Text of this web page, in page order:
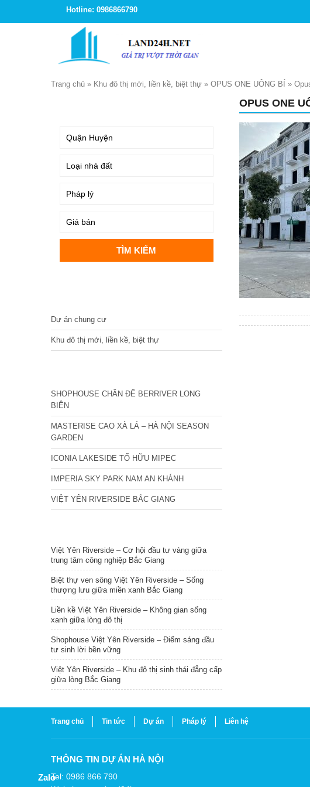
Hotline: 0986866790
Trang chủ » Khu đô thị mới, liền kề, biệt thự » OPUS ONE UÔNG BÍ »
OPUS ONE
Dự án chung cư
Khu đô thị mới, liền kề, biệt thự
SHOPHOUSE CHÂN ĐẾ BERRIVER LONG
BIÊN
MASTERISE CAO XÀ LÁ – HÀ NỘI SEASON
GARDEN
ICONIA LAKESIDE TỐ HỮU MIPEC
IMPERIA SKY PARK NAM AN KHÁNH
VIỆT YÊN RIVERSIDE BẮC GIANG
Việt Yên Riverside – Cơ hội đầu tư vàng giữa
trung tâm công nghiệp Bắc Giang
Biệt thự ven sông Việt Yên Riverside – Sống
thượng lưu giữa miền xanh Bắc Giang
Liền kề Việt Yên Riverside – Không gian sống
xanh giữa lòng đô thị
Shophouse Việt Yên Riverside – Điểm sáng đầu
tư sinh lời bền vững
Việt Yên Riverside – Khu đô thị sinh thái đẳng cấp
giữa lòng Bắc Giang
Trang chủ Tin tức Dự án Pháp lý Liên hệ
THÔNG TIN DỰ ÁN HÀ NỘI
Tel: 0986 866 790
Zalo